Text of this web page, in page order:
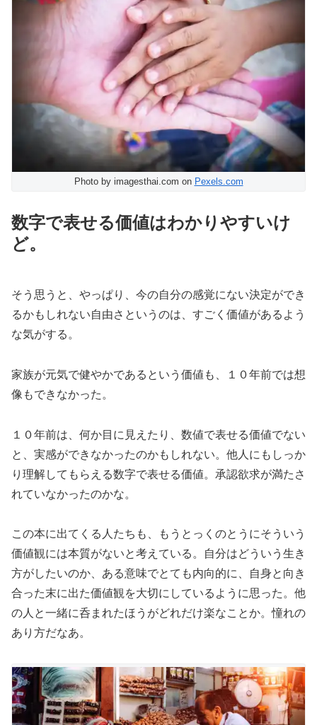
Photo by imagesthai.com on Pexels.com
数字で表せる価値はわかりやすいけ
ど。
そう思うと、やっぱり、今の自分の感覚にない決定ができ
るかもしれない自由さというのは、すごく価値があるよう
な気がする。
家族が元気で健やかであるという価値も、１０年前では想
像もできなかった。
１０年前は、何か目に見えたり、数値で表せる価値でない
と、実感ができなかったのかもしれない。他人にもしっか
り理解してもらえる数字で表せる価値。承認欲求が満たさ
れていなかったのかな。
この本に出てくる人たちも、もうとっくのとうにそういう
価値観には本質がないと考えている。自分はどういう生き
方がしたいのか、ある意味でとても内向的に、自身と向き
合った末に出た価値観を大切にしているように思った。他
の人と一緒に呑まれたほうがどれだけ楽なことか。憧れの
あり方だなあ。